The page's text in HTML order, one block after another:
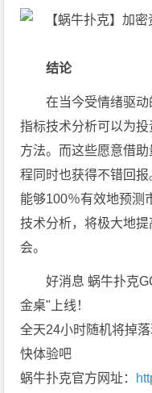
结论
在当今受情绪驱
指标技术分析可以为
方法。而这些愿意借
程同时也获得不错回
能够100％有效地预测
技术分析，将极大地
会。
好消息 蜗牛扑克
金桌"上线！
全天24小时随机将掉
快体验吧
蜗牛扑克官方网址：